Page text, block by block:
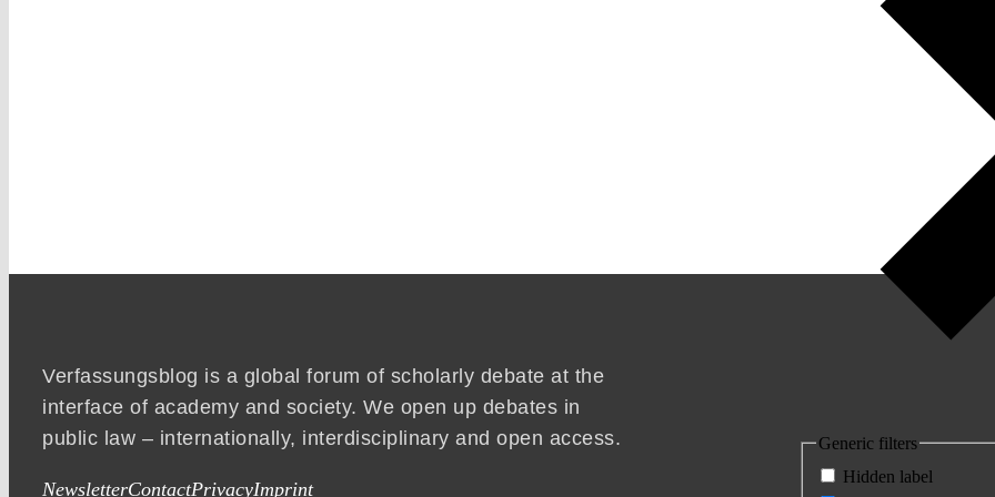
Generic filters
Hidden label
Verfassungsblog is a global forum of scholarly debate at the
interface of academy and society. We open up debates in
public law – internationally, interdisciplinary and open access.
NewsletterContactPrivacyImprint